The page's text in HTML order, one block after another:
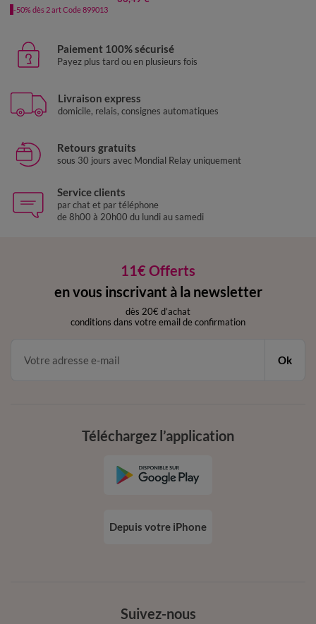
-50% dès 2 art Code 899013
Paiement 100% sécurisé
Payez plus tard ou en plusieurs fois
Livraison express
domicile, relais, consignes automatiques
Retours gratuits
sous 30 jours avec Mondial Relay uniquement
Service clients
par chat et par téléphone
de 8h00 à 20h00 du lundi au samedi
11€ Offerts
en vous inscrivant à la newsletter
dès 20€ d’achat
conditions dans votre email de confirmation
Ok
Suivez-nous
Téléchargez l’application
Depuis votre iPhone